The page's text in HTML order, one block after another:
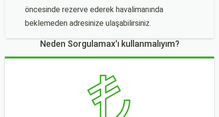
öncesinde rezerve ederek havalimanında
beklemeden adresinize ulaşabilirsiniz.
Neden Sorgulamax'ı kullanmalıyım?